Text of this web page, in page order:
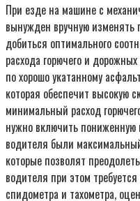
При езде на машине с
вынужден вручную изменять
добиться оптимального
расхода горючего и
по хорошо укатанному
которая обеспечит высокую
минимальный расход
нужно включить пониженную
водителя были
которые позволят
водителя при этом
спидометра и тахометра,